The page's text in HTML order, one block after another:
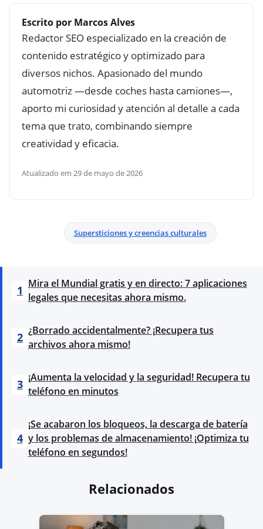
Escrito por Marcos Alves
Redactor SEO especializado en la creación de
contenido estratégico y optimizado para
diversos nichos. Apasionado del mundo
automotriz —desde coches hasta camiones—,
aporto mi curiosidad y atención al detalle a cada
tema que trato, combinando siempre
creatividad y eficacia.
Atualizado em 29 de mayo de 2026
Supersticiones y creencias culturales
1 Mira el Mundial gratis y en directo: 7 aplicaciones
legales que necesitas ahora mismo.
2 ¿Borrado accidentalmente? ¡Recupera tus
archivos ahora mismo!
3 ¡Aumenta la velocidad y la seguridad! Recupera tu
teléfono en minutos
4
¡Se acabaron los bloqueos, la descarga de batería
y los problemas de almacenamiento! ¡Optimiza tu
teléfono en segundos!
Relacionados